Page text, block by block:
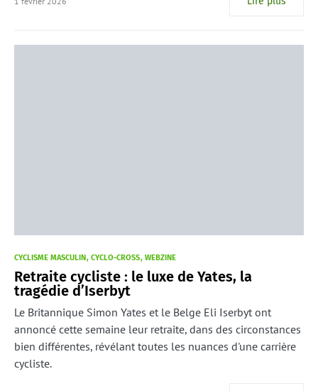
CYCLISME MASCULIN CYCLO-CROSS WEBZINE
Retraite cycliste : le luxe de Yates, la
tragédie d’Iserbyt
Le Britannique Simon Yates et le Belge Eli Iserbyt ont
annoncé cette semaine leur retraite, dans des circonstances
bien différentes, révélant toutes les nuances d'une carrière
cycliste.